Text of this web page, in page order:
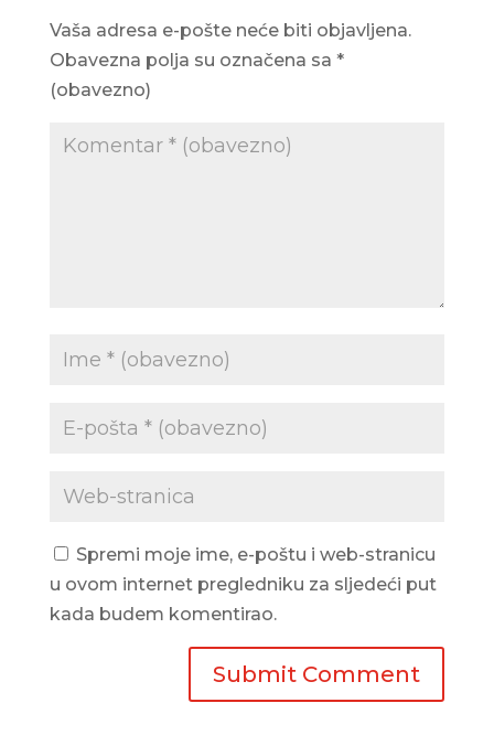
Vaša adresa e-pošte neće biti objavljena.
Obavezna polja su označena sa *
(obavezno)
Spremi moje ime, e-poštu i web-stranicu
u ovom internet pregledniku za sljedeći put
kada budem komentirao.